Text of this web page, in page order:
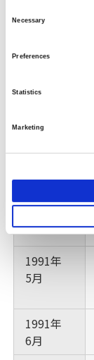
Necessary
Preferences
Statistics
Marketing
8月
7月
1980年
1981年
9月
1986年
1991年
5月
1991年
6月